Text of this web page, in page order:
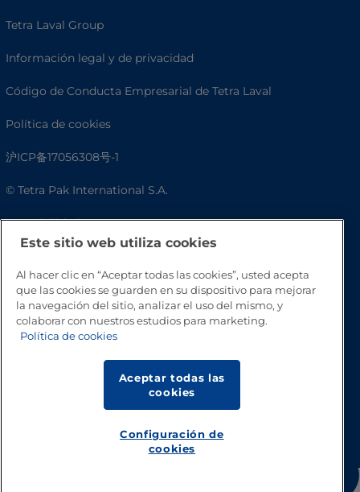
Tetra Laval Group
Información legal y de privacidad
Código de Conducta Empresarial de Tetra Laval
Política de cookies
沪ICP备17056308号-1
© Tetra Pak International S.A.
Accesibilidad
Este sitio web utiliza cookies
Al hacer clic en “Aceptar todas las cookies”, usted acepta
que las cookies se guarden en su dispositivo para mejorar
la navegación del sitio, analizar el uso del mismo, y
colaborar con nuestros estudios para marketing.
Política de cookies
Aceptar todas las
cookies
Configuración de
cookies